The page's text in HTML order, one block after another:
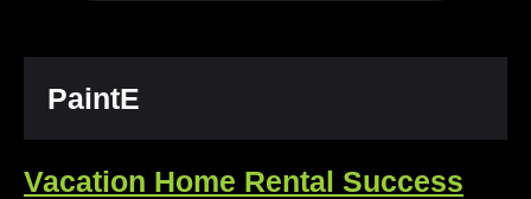
PaintE
Vacation Home Rental Success